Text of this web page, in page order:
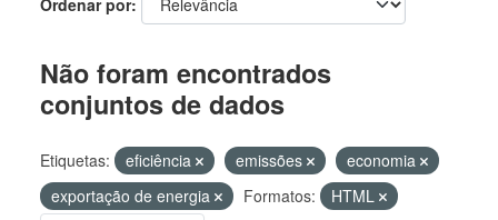
Ordenar por
Não foram encontrados
conjuntos de dados
Etiquetas: eficiência emissões
economia
exportação de energia
Formatos:
HTML